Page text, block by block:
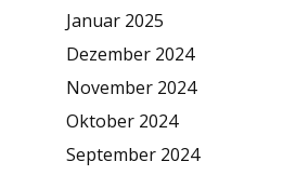
Januar 2025
Dezember 2024
November 2024
Oktober 2024
September 2024